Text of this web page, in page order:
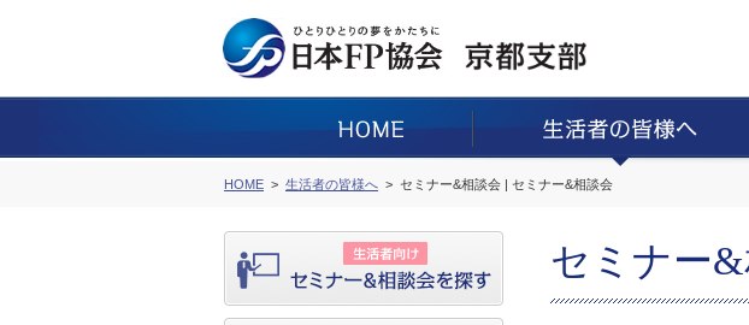
HOME 生活者の皆様へ セミナー&相談会 | セミナー&相談会
セミナー&